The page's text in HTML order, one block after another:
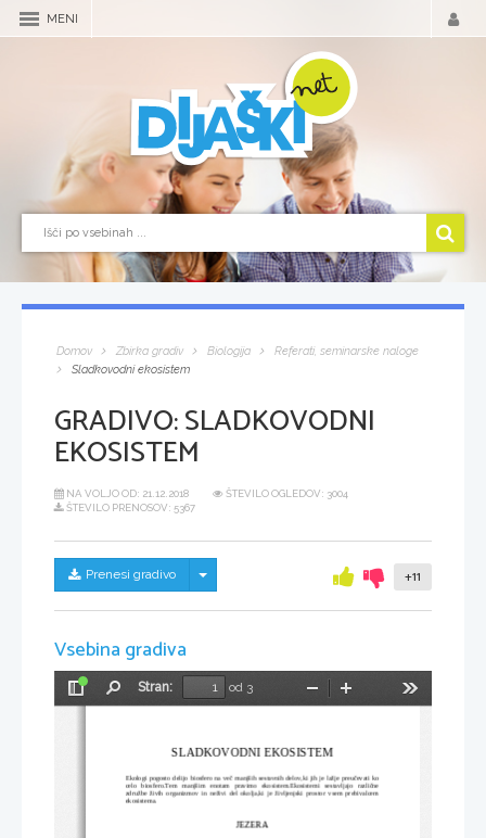
MENI
Domov Zbirka gradiv Biologija
Referati, seminarske naloge
Sladkovodni ekosistem
GRADIVO:SLADKOVODNI
EKOSISTEM
NA VOLJO OD: 21.12.2018
ŠTEVILO OGLEDOV: 3004
ŠTEVILO PRENOSOV: 5367
Prenesi gradivo Skrij/prikaži meni +11
Vsebina gradiva
Preklopi
Stran:
od 3
Pomanjšaj
SLADKOVODNI EKOSISTEM
Ekologi pogosto delijo biosfero na več manjših sestavnih delov,ki jih je lažje preučevati ko
celo biosfero.Tem manjšim  enotam  pravimo  ekosistem.Ekosistemi  sestavljajo  različne
združbe živih organizmov in neživi del okolja,ki je življenjski prostor vsem prebivalcem
ekosistema.
JEZERA